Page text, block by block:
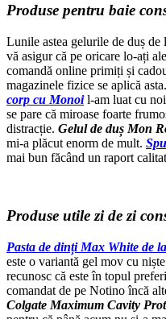
Produse pentru baie
Lunile astea gelurile de duș de
vă asigur că pe oricare lo-ați
comandă online primiți și
magazinele fizice se aplică asta.
corp cu Monoil-am luat cu
se pare că miroase foarte
distracție. Gelul de duș Mon
mi-a plăcut enorm de mult.
mai bun făcând un raport
Produse utile zi de zi
Pasta de dinți Max White de
este o variantă gel mov cu
recunosc că este în topul
comandat de pe Notino încă
Colgate Maximum Cavity